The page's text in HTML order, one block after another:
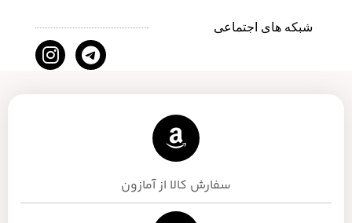
شبکه های اجتماعی
سفارش کالا از آمازون